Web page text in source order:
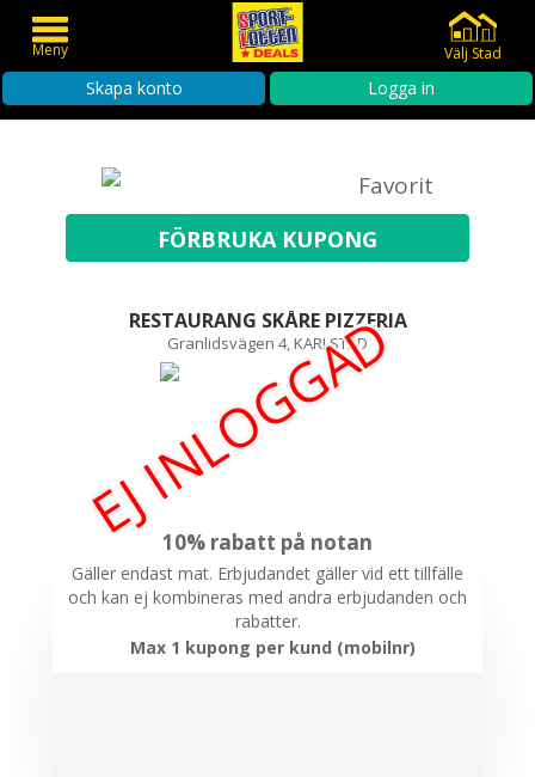
Meny Välj Stad
Skapa konto Logga in
Favorit
RESTAURANG SKÅRE PIZZERIA
Granlidsvägen 4, KARLSTAD
EJ INLOGGAD
10% rabatt på notan
Gäller endast mat. Erbjudandet gäller vid ett tillfälle
och kan ej kombineras med andra erbjudanden och
rabatter.
Max 1 kupong per kund (mobilnr)